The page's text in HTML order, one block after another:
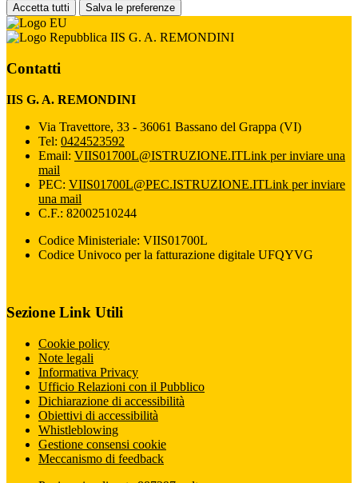
Accetta tutti Salva le preferenze
IIS G. A. REMONDINI
Contatti
IIS G. A. REMONDINI
Via Travettore, 33 - 36061 Bassano del Grappa (VI)
Tel: 0424523592
Email: VIIS01700L@ISTRUZIONE.ITLink per inviare una
mail
PEC: VIIS01700L@PEC.ISTRUZIONE.ITLink per inviare
una mail
C.F.: 82002510244
Codice Ministeriale: VIIS01700L
Codice Univoco per la fatturazione digitale UFQYVG
Sezione Link Utili
Cookie policy
Note legali
Informativa Privacy
Ufficio Relazioni con il Pubblico
Dichiarazione di accessibilità
Obiettivi di accessibilità
Whistleblowing
Gestione consensi cookie
Meccanismo di feedback